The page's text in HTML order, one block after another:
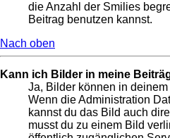
die Anzahl der Smilies
Beitrag benutzen kannst.
Nach oben
Kann ich Bilder in meine
Ja, Bilder können in
Wenn die Administration
kannst du das Bild auch
musst du zu einem Bild